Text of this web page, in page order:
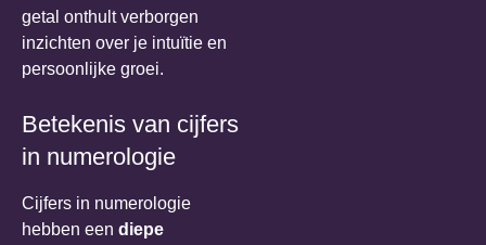
getal onthult verborgen
inzichten over je intuïtie en
persoonlijke groei.
Betekenis van cijfers
in numerologie
Cijfers in numerologie
hebben een diepe